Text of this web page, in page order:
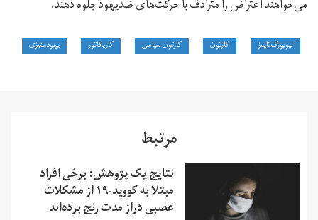
می‌خواهند اعتراض را مترادف با حرکت‌های ضدیهود جلوه دهند.
نیویورک‌تایمز کارتون کارتون سیاسی کاریکاتور یهودستیزی
مرتبط
نتایج یک پژوهش: برخی افراد
مبتلا به کووید-۱۹ از مشکلات
عصبی دراز مدت رنج برده‌اند